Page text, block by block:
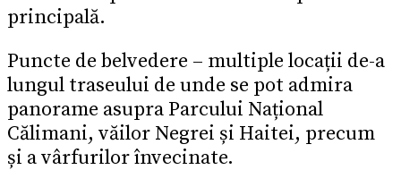
principală.
Puncte de belvedere – multiple locații de-a
lungul traseului de unde se pot admira
panorame asupra Parcului Național
Călimani, văilor Negrei și Haitei, precum
și a vârfurilor învecinate.